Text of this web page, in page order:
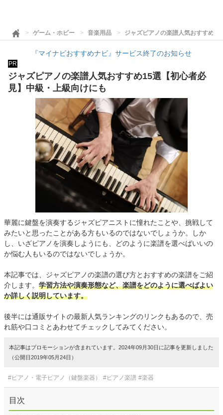
ゲーム・ホビー 音楽用品 ジャズピアノの楽譜人気おすすめ
『マイナビおすすめナビ』サービス終了のお知らせ
PR
ジャズピアノの楽譜人気おすすめ15選【初心者必
見】中級・上級向けにも
華麗に鍵盤を演奏するジャズピアニストに憧れたことや、挑戦して
みたいと思ったことがある方もいるのではないでしょうか。しか
し、いざピアノを演奏しようにも、どのように楽譜を選べばいいの
か悩む人もいるのではないでしょうか。
本記事では、ジャズピアノの楽譜の選び方とおすすめの楽譜をご紹
介します。 学習方法や演奏形態など、楽譜をどのように選べばよい
か詳しく説明しています。
後半には通販サイトの最新人気ランキングのリンクもあるので、売
れ筋や口コミとあわせてチェックしてみてください。
本記事はプロモーションが含まれています。2024年09月30日に記事を更新しました
（公開日2019年05月24日）
#ピアノ・電子ピアノ（鍵盤楽器） #ピアノ楽譜 #楽器
目次